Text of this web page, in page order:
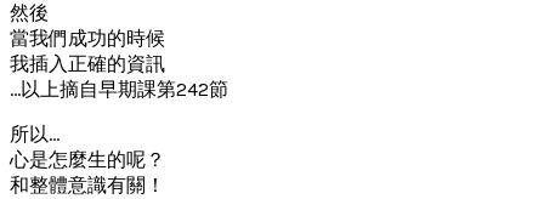
然後
當我們成功的時候
我插入正確的資訊
…以上摘自早期課第242節
所以…
心是怎麼生的呢？
和整體意識有關！